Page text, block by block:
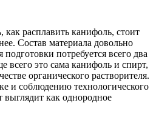
как расплавить канифоль, стоит
Состав материала довольно
подготовки потребуется всего два
всего это сама канифоль и спирт,
органического растворителя.
и соблюдению технологического
как однородное